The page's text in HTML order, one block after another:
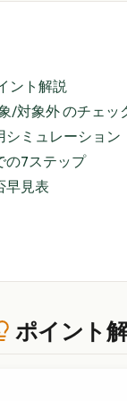
ント解説
/対象外 のチェッ
シミュレーション
の7ステップ
早見表
ポイント